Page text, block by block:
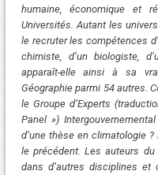
humaine, économique et
Universités. Autant les
le recruter les compétences
chimiste, d’un biologiste,
apparaît-elle ainsi à sa
Géographie parmi 54 autres.
le Groupe d’Experts
Panel »)
d’une thèse en climatologie
le précédent. Les auteurs
dans d’autres disciplines